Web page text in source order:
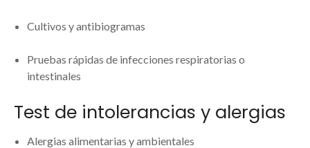
Cultivos y antibiogramas
Pruebas rápidas de infecciones respiratorias o
intestinales
Test de intolerancias y alergias
Alergias alimentarias y ambientales